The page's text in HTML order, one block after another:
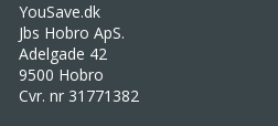
YouSave.dk
Jbs Hobro ApS.
Adelgade 42
9500 Hobro
Cvr. nr 31771382